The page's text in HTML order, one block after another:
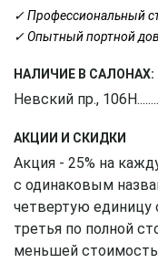
✓ Профессиональный
✓ Опытный портной
НАЛИЧИЕ В САЛОНАХ:
Невский пр., 106Н........
АКЦИИ И СКИДКИ
Акция - 25% на
с одинаковым
четвертую единицу
третья по полной
меньшей